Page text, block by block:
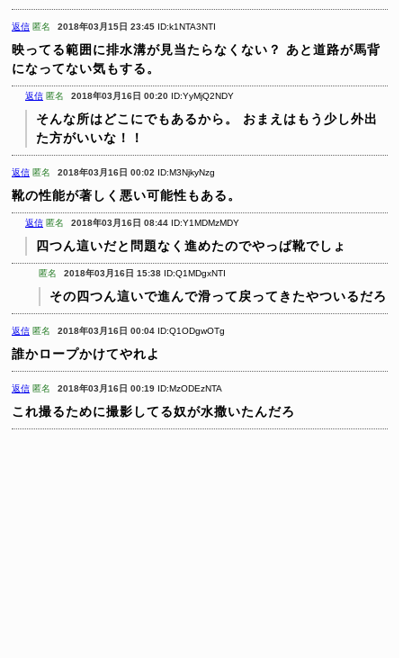
返信 匿名 2018年03月15日 23:45 ID:k1NTA3NTI
映ってる範囲に排水溝が見当たらなくない？
あと道路が馬背
になってない気もする。
返信 匿名 2018年03月16日 00:20 ID:YyMjQ2NDY
そんな所はどこにでもあるから。
おまえはもう少し外出
た方がいいな！！
返信 匿名 2018年03月16日 00:02 ID:M3NjkyNzg
靴の性能が著しく悪い可能性もある。
返信 匿名 2018年03月16日 08:44 ID:Y1MDMzMDY
四つん這いだと問題なく進めたのでやっぱ靴でしょ
匿名 2018年03月16日 15:38 ID:Q1MDgxNTI
その四つん這いで進んで滑って戻ってきたやついるだろ
返信 匿名 2018年03月16日 00:04 ID:Q1ODgwOTg
誰かロープかけてやれよ
返信 匿名 2018年03月16日 00:19 ID:MzODEzNTA
これ撮るために撮影してる奴が水撒いたんだろ